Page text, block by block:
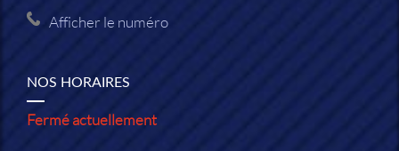
Afficher le numéro
NOS HORAIRES
Fermé actuellement